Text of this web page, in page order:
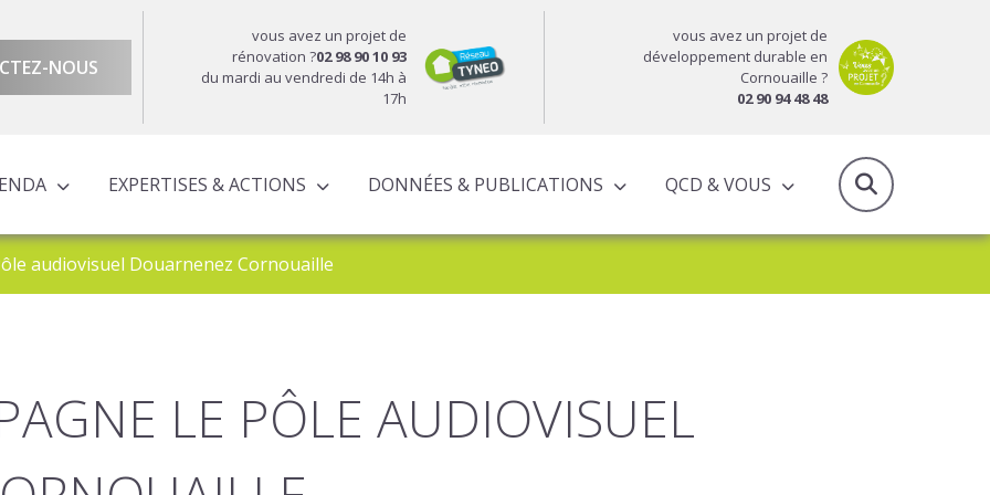
NOUS
vous avez un projet de
rénovation ?02 98 90 10 93
du mardi au vendredi de 14h à
17h
vous avez un projet de
développement durable en
Cornouaille ?
02 90 94 48 48
EXPERTISES & ACTIONS DONNÉES & PUBLICATIONS QCD & VOUS
audiovisuel Douarnenez Cornouaille
LE PÔLE AUDIOVISUEL